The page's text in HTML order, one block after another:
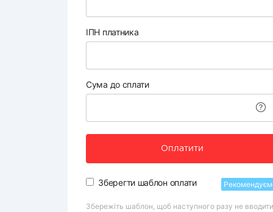
ІПН платника
Сума до сплати
Оплатити
Зберегти шаблон оплати
Збережіть шаблон, щоб наступного разу не вводити